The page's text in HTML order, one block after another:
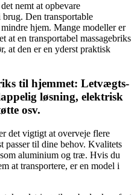
nemt at opbevare
brug. Den transportable
hjem. Mange modeller er
at en transportabel massagebriks
at den er en yderst praktisk
til hjemmet: Letvægts-
løsning, elektrisk
osv.
det vigtigt at overveje flere
passer til dine behov. Kvalitets
aluminium og træ. Hvis du
at transportere, er en model i